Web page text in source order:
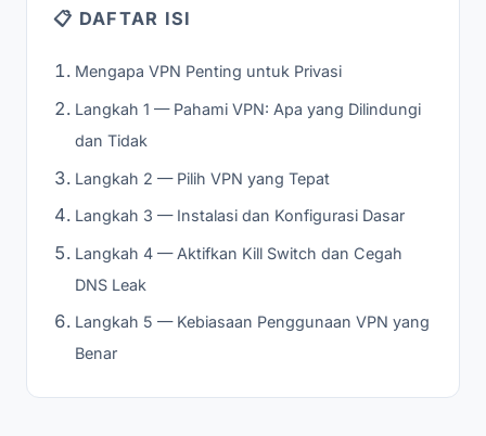
📋 DAFTAR ISI
Mengapa VPN Penting untuk Privasi
Langkah 1 — Pahami VPN: Apa yang Dilindungi
dan Tidak
Langkah 2 — Pilih VPN yang Tepat
Langkah 3 — Instalasi dan Konfigurasi Dasar
Langkah 4 — Aktifkan Kill Switch dan Cegah
DNS Leak
Langkah 5 — Kebiasaan Penggunaan VPN yang
Benar